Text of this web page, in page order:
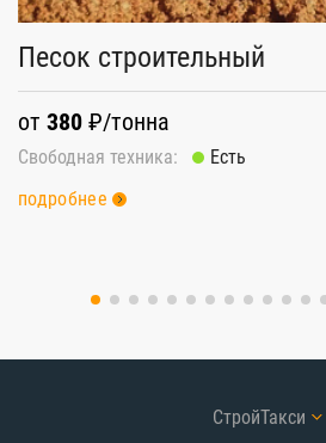
Песок строительный
от 380 ₽/тонна
Свободная техника:
Есть
подробнее
СтройТакси